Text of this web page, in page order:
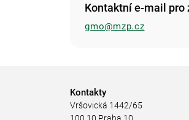
Kontaktní e-mail pro
gmo@mzp.cz
Kontakty
Vršovická 1442/65